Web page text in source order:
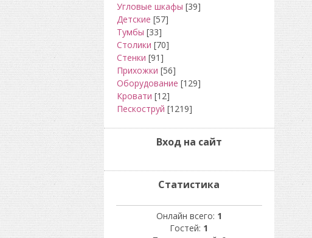
Угловые шкафы [39]
Детские [57]
Тумбы [33]
Столики [70]
Стенки [91]
Прихожки [56]
Оборудование [129]
Кровати [12]
Пескоструй [1219]
Вход на сайт
Статистика
Онлайн всего: 1
Гостей: 1